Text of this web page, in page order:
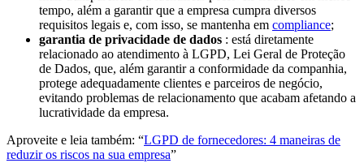
tempo, além a garantir que a empresa cumpra diversos
requisitos legais e, com isso, se mantenha em compliance;
garantia de privacidade de dados : está diretamente
relacionado ao atendimento à LGPD, Lei Geral de Proteção
de Dados, que, além garantir a conformidade da companhia,
protege adequadamente clientes e parceiros de negócio,
evitando problemas de relacionamento que acabam afetando a
lucratividade da empresa.
Aproveite e leia também: “LGPD de fornecedores: 4 maneiras de
reduzir os riscos na sua empresa”